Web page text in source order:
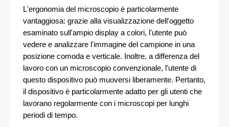
L'ergonomia del microscopio è particolarmente
vantaggiosa: grazie alla visualizzazione dell'oggetto
esaminato sull'ampio display a colori, l'utente può
vedere e analizzare l'immagine del campione in una
posizione comoda e verticale. Inoltre, a differenza del
lavoro con un microscopio convenzionale, l'utente di
questo dispositivo può muoversi liberamente. Pertanto,
il dispositivo è particolarmente adatto per gli utenti che
lavorano regolarmente con i microscopi per lunghi
periodi di tempo.